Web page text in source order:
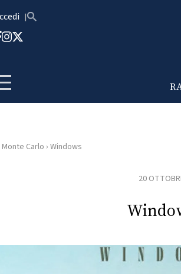
Monte Carlo › Windows
20